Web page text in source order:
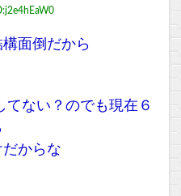
面倒だから
てない？のでも現在６
からな